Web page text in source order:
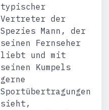
typischer
Vertreter der
Spezies Mann, der
seinen Fernseher
liebt und mit
seinen Kumpels
gerne
Sportübertragungen
sieht,